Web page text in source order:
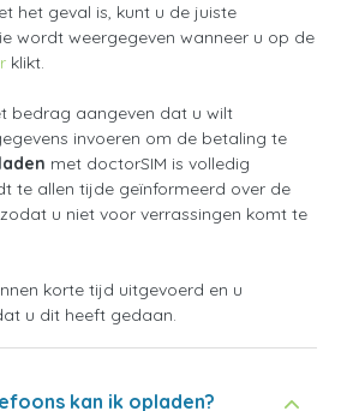
het geval is, kunt u de juiste
wordt weergegeven wanneer u op de
klikt.
bedrag aangeven dat u wilt
invoeren om de betaling te
met doctorSIM is volledig
te allen tijde geïnformeerd over de
u niet voor verrassingen komt te
korte tijd uitgevoerd en u
u dit heeft gedaan.
kan ik opladen?